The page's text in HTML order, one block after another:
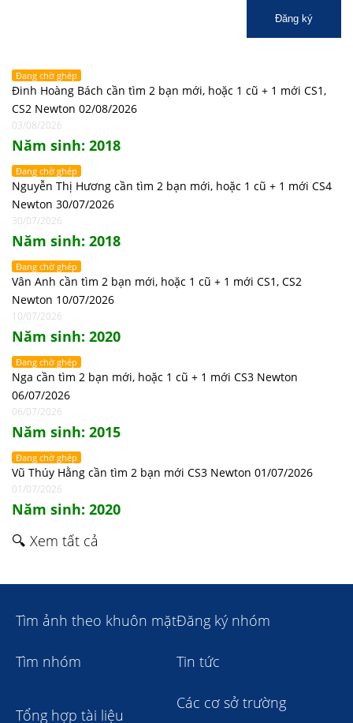
Đăng ký
Đang chờ ghép
Đinh Hoàng Bách cần tìm 2 bạn mới, hoặc 1 cũ + 1 mới CS1,
CS2 Newton 02/08/2026
03/08/2026
Năm sinh: 2018
Đang chờ ghép
Nguyễn Thị Hương cần tìm 2 bạn mới, hoặc 1 cũ + 1 mới CS4
Newton 30/07/2026
30/07/2026
Năm sinh: 2018
Đang chờ ghép
Vân Anh cần tìm 2 bạn mới, hoặc 1 cũ + 1 mới CS1, CS2
Newton 10/07/2026
10/07/2026
Năm sinh: 2020
Đang chờ ghép
Nga cần tìm 2 bạn mới, hoặc 1 cũ + 1 mới CS3 Newton
06/07/2026
06/07/2026
Năm sinh: 2015
Đang chờ ghép
Vũ Thúy Hằng cần tìm 2 bạn mới CS3 Newton 01/07/2026
01/07/2026
Năm sinh: 2020
🔍 Xem tất cả
Tìm ảnh theo khuôn mặtĐăng ký nhóm
Tìm nhóm Tin tức
Tổng hợp tài liệu
Các cơ sở trường